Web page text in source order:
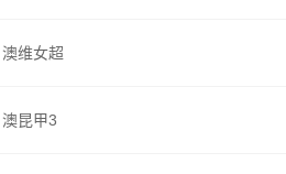
澳维女超
澳昆甲3